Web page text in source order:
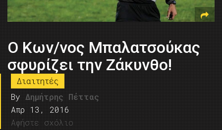
Ο Κων/νος Μπαλατσούκας
σφυρίζει την Ζάκυνθο!
Διαιτητές
By Δημήτρης Πέττας
Απρ 13, 2016
Αφήστε σχόλιο